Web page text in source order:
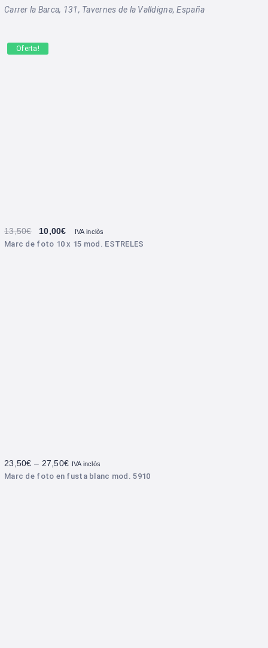
Carrer la Barca, 131, Tavernes de la Valldigna, España
Oferta!
Marc de foto 10 x 15 mod. ESTRELES
13,50€ 10,00€ IVA inclòs
Marc de foto en fusta blanc mod. 5910
23,50€ – 27,50€ IVA inclòs